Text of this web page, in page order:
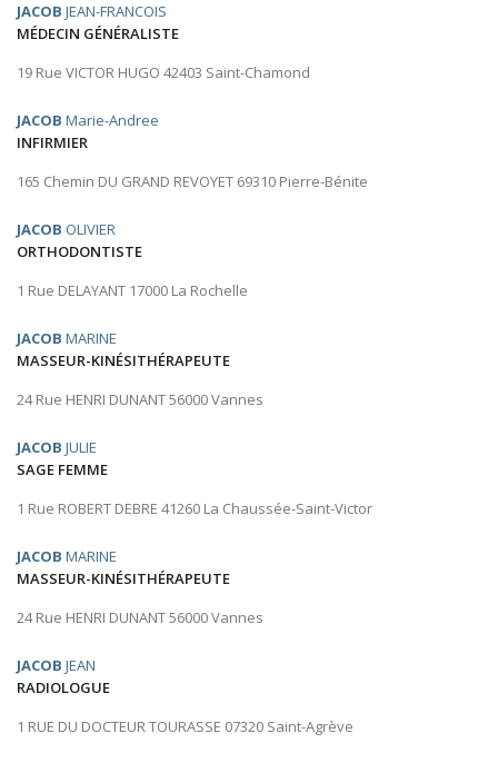
JACOB JEAN-FRANCOIS
MÉDECIN GÉNÉRALISTE
19 Rue VICTOR HUGO 42403 Saint-Chamond
JACOB Marie-Andree
INFIRMIER
165 Chemin DU GRAND REVOYET 69310 Pierre-Bénite
JACOB OLIVIER
ORTHODONTISTE
1 Rue DELAYANT 17000 La Rochelle
JACOB MARINE
MASSEUR-KINÉSITHÉRAPEUTE
24 Rue HENRI DUNANT 56000 Vannes
JACOB JULIE
SAGE FEMME
1 Rue ROBERT DEBRE 41260 La Chaussée-Saint-Victor
JACOB MARINE
MASSEUR-KINÉSITHÉRAPEUTE
24 Rue HENRI DUNANT 56000 Vannes
JACOB JEAN
RADIOLOGUE
1 RUE DU DOCTEUR TOURASSE 07320 Saint-Agrève